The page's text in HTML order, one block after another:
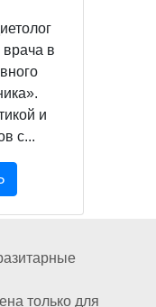
врача в
и
с...
только для